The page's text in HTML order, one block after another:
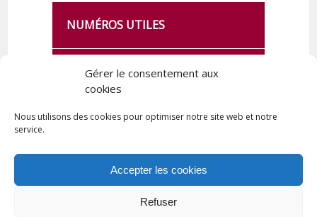
Gérer le consentement aux
cookies
Nous utilisons des cookies pour optimiser notre site web et notre
service.
Accepter les cookies
Refuser
NUMÉROS UTILES
CA SE PASSE À FRANCE SERVICES
DE QUINGEY
Tous droits réservés © 2023 Commune de Quingey / Création -